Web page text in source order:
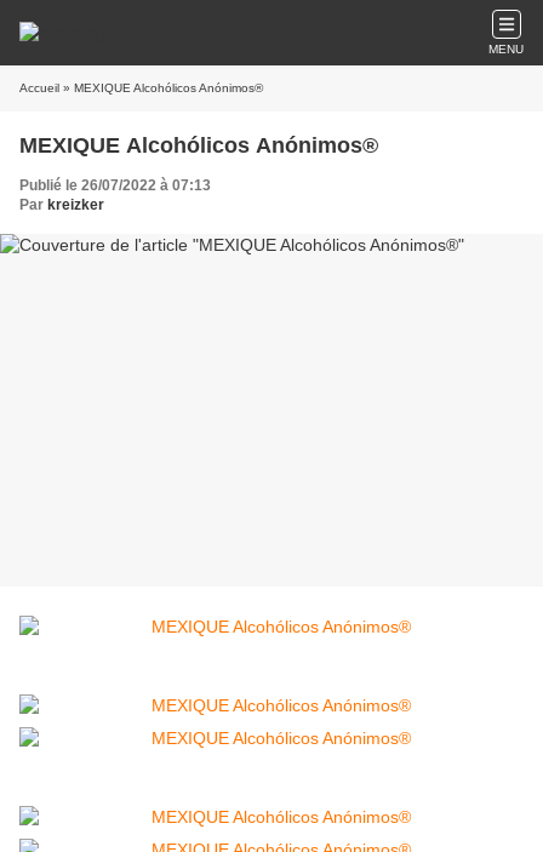
MENU
Accueil » MEXIQUE Alcohólicos Anónimos®
MEXIQUE Alcohólicos Anónimos®
Publié le 26/07/2022 à 07:13
Par kreizker